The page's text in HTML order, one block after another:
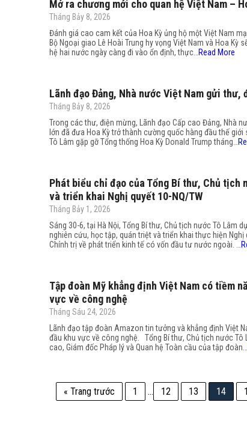
Mở ra chương mới cho quan hệ Việt Nam –
Tháng Bảy 8, 2026
Đánh giá cao cam kết của Hoa Kỳ ủng hộ một Việt Nam
Bộ Ngoại giao Lê Hoài Trung hy vọng Việt Nam và Hoa Kỳ
hệ hai nước ngày càng đi vào ổn định, thực…
Read More
Lãnh đạo Đảng, Nhà nước Việt Nam gửi thư,
Tháng Bảy 8, 2026
Trong các thư, điện mừng, Lãnh đạo Cấp cao Đảng, Nhà
lớn đã đưa Hoa Kỳ trở thành cường quốc hàng đầu thế giới
Tô Lâm gặp gỡ Tổng thống Hoa Kỳ Donald Trump tháng…
Phát biểu chỉ đạo của Tổng Bí thư, Chủ tịch
và triển khai Nghị quyết 10-NQ/TW
Tháng Bảy 1, 2026
Sáng 30-6, tại Hà Nội, Tổng Bí thư, Chủ tịch nước Tô Lâm
nghiên cứu, học tập, quán triệt và triển khai thực hiện Nghị
Chính trị về phát triển kinh tế có vốn đầu tư nước ngoài. …
Tập đoàn Mỹ khẳng định Việt Nam có tiềm
vực về công nghệ
Tháng Sáu 24, 2026
Lãnh đạo tập đoàn Amazon tin tưởng và khẳng định Việt
đầu khu vực về công nghệ. Tổng Bí thư, Chủ tịch nước Tô
cao, Giám đốc Pháp lý và Quan hệ Toàn cầu của tập đoàn…
« Trang trước 1 … 12 13 14